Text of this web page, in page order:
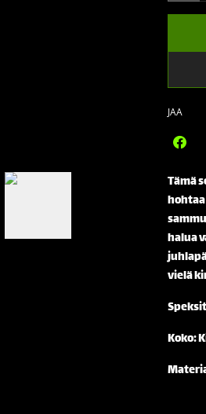
JAA
Tämä
halua
vielä
Koko: